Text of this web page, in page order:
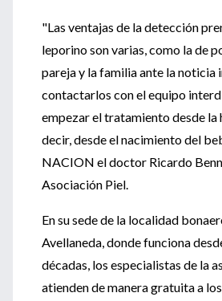
"Las ventajas de la detección
leporino son varias, como la de
pareja y la familia ante la noticia
contactarlos con el equipo
empezar el tratamiento desde la
decir, desde el nacimiento del
NACION el doctor Ricardo
Asociación Piel.
En su sede de la localidad
Avellaneda, donde funciona
décadas, los especialistas de la
atienden de manera gratuita a